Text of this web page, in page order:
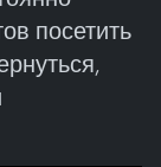
посетить